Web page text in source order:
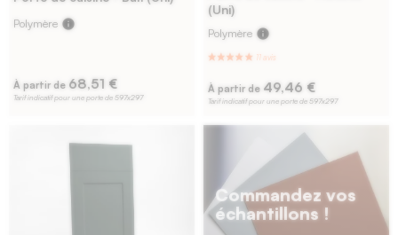
Polymère info
À partir de 68,51 €
Tarif indicatif pour une porte de 597x297
(Uni)
Polymère info
À partir de 49,46 €
Tarif indicatif pour une porte de 597x297
Commandez vos
échantillons !